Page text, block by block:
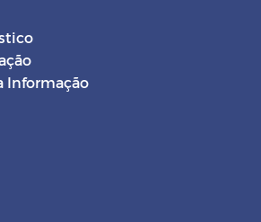
Informação